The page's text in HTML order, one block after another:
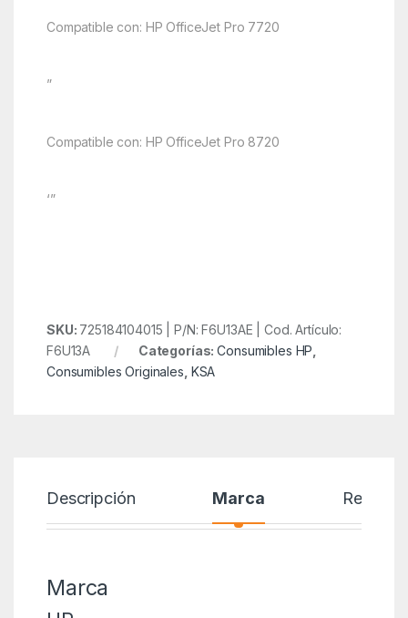
Compatible con: HP OfficeJet Pro 7720
”
Compatible con: HP OfficeJet Pro 8720
‘”
SKU: 725184104015 | P/N: F6U13AE | Cod. Artículo:
F6U13A
Categorías:Consumibles HP
Consumibles Originales KSA
Descripción Marca Reseñas
Marca